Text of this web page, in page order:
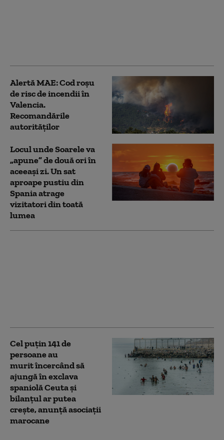
Alertă MAE: Cod roșu
de risc de incendii în
Valencia.
Recomandările
autorităților
Locul unde Soarele va
„apune” de două ori în
aceeași zi. Un sat
aproape pustiu din
Spania atrage
vizitatori din toată
lumea
Cel puţin 141 de
persoane au
murit încercând să
ajungă în exclava
spaniolă Ceuta şi
bilanţul ar putea
creşte, anunță asociații
marocane